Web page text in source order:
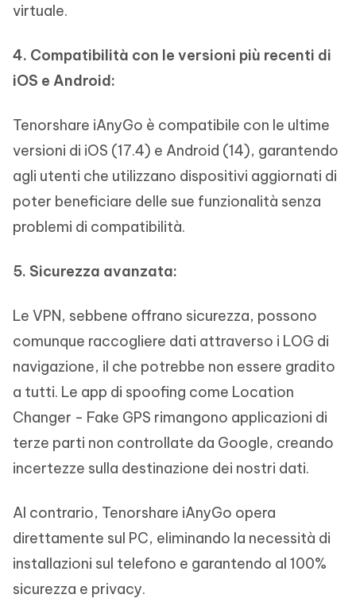
virtuale.
4. Compatibilità con le versioni più recenti di
iOS e Android:
Tenorshare iAnyGo è compatibile con le ultime
versioni di iOS (17.4) e Android (14), garantendo
agli utenti che utilizzano dispositivi aggiornati di
poter beneficiare delle sue funzionalità senza
problemi di compatibilità.
5. Sicurezza avanzata:
Le VPN, sebbene offrano sicurezza, possono
comunque raccogliere dati attraverso i LOG di
navigazione, il che potrebbe non essere gradito
a tutti. Le app di spoofing come Location
Changer - Fake GPS rimangono applicazioni di
terze parti non controllate da Google, creando
incertezze sulla destinazione dei nostri dati.
Al contrario, Tenorshare iAnyGo opera
direttamente sul PC, eliminando la necessità di
installazioni sul telefono e garantendo al 100%
sicurezza e privacy.